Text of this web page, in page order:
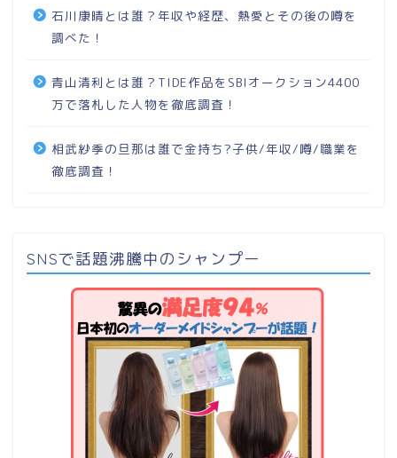
石川康晴とは誰？年収や経歴、熱愛とその後の噂を
調べた！
青山清利とは誰？TIDE作品をSBIオークション4400
万で落札した人物を徹底調査！
相武紗季の旦那は誰で金持ち?子供/年収/噂/職業を
徹底調査！
SNSで話題沸騰中のシャンプー